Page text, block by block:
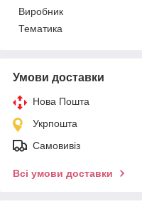
Виробник
Тематика
Умови доставки
Нова Пошта
Укрпошта
Самовивіз
Всі умови доставки